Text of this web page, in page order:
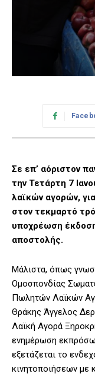
Σε επ’ αόριστον
την Τετάρτη 7
λαϊκών αγορών,
στον τεκμαρτό
υποχρέωση
αποστολής.
Μάλιστα, όπως
Ομοσπονδίας
Πωλητών Λαϊκών
Θράκης Άγγελος
Λαϊκή Αγορά
ενημέρωση
εξετάζεται το
κινητοποιήσεων με